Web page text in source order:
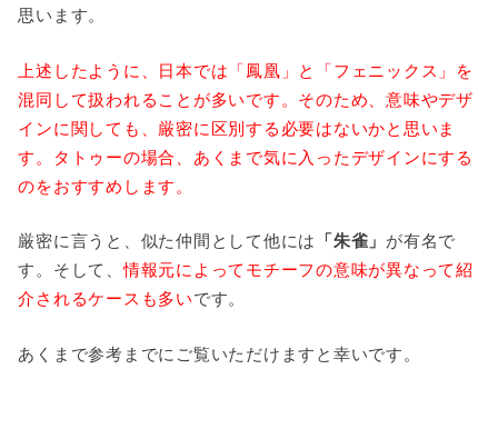
思います。
上述したように、日本では「鳳凰」と「フェニックス」を
混同して扱われることが多いです。そのため、意味やデザ
インに関しても、厳密に区別する必要はないかと思いま
す。タトゥーの場合、あくまで気に入ったデザインにする
のをおすすめします。
厳密に言うと、似た仲間として他には 「朱雀」 が有名で
す。そして、情報元によってモチーフの意味が異なって紹
介されるケースも多いです。
あくまで参考までにご覧いただけますと幸いです。